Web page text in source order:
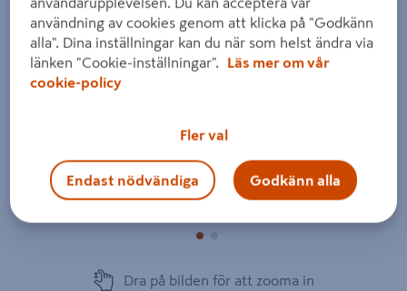
Dra på bilden för att zooma in
användning av cookies genom att klicka på "Godkänn
alla". Dina inställningar kan du när som helst ändra via
länken "Cookie-inställningar".
Läs mer om vår
cookie-policy
Fler val
Endast nödvändiga Godkänn alla